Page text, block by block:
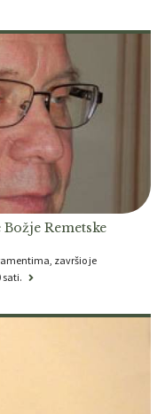
Remetske
završio je
sati.